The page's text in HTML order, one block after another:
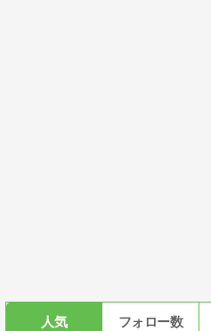
人気 フォロー数